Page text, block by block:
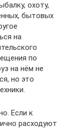
охоту,
бытовых
на
по
на нём не
но это
Если к
расходуют